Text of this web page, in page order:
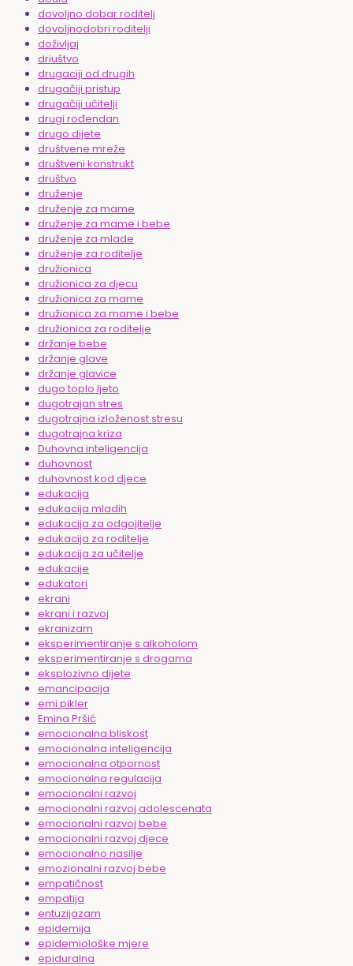
dovoljno dobar roditelj
dovoljnodobri roditelji
doživljaj
driuštvo
drugaciji od drugih
drugačiji pristup
drugačiji učitelji
drugi rođendan
drugo dijete
društvene mreže
društveni konstrukt
društvo
druženje
druženje za mame
druženje za mame i bebe
druženje za mlade
druženje za roditelje
družionica
družionica za djecu
družionica za mame
družionica za mame i bebe
družionica za roditelje
držanje bebe
držanje glave
držanje glavice
dugo toplo ljeto
dugotrajan stres
dugotrajna izloženost stresu
dugotrajna kriza
Duhovna inteligencija
duhovnost
duhovnost kod djece
edukacija
edukacija mladih
edukacija za odgojitelje
edukacija za roditelje
edukacija za učitelje
edukacije
edukatori
ekrani
ekrani i razvoj
ekranizam
eksperimentiranje s alkoholom
eksperimentiranje s drogama
eksplozivno dijete
emancipacija
emi pikler
Emina Pršić
emocionalna bliskost
emocionalna inteligencija
emocionalna otpornost
emocionalna regulacija
emocionalni razvoj
emocionalni razvoj adolescenata
emocionalni razvoj bebe
emocionalni razvoj djece
emocionalno nasilje
emozionalni razvoj bebe
empatičnost
empatija
entuzijazam
epidemija
epidemiološke mjere
epiduralna